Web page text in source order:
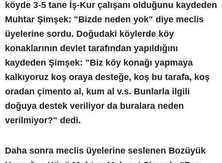
köyde 3-5 tane İş-Kur çalışanı olduğunu kaydeden
Muhtar Şimşek: "Bizde neden yok" diye meclis
üyelerine sordu. Doğudaki köylerde köy
konaklarının devlet tarafından yapıldığını
kaydeden Şimşek: "Biz köy konağı yapmaya
kalkıyoruz koş oraya desteğe, koş bu tarafa, koş
oradan çimento al, kum al v.s. Bunlarla ilgili
doğuya destek veriliyor da buralara neden
verilmiyor?" dedi.
Daha sonra meclis üyelerine seslenen Bozüyük